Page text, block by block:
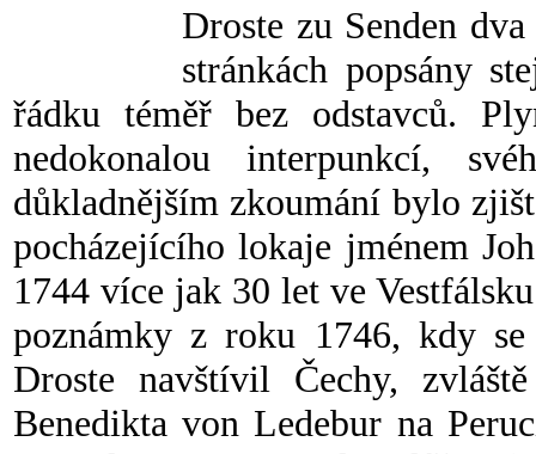
Droste zu Senden
stránkách popsány
řádku téměř bez odstavců.
nedokonalou interpunkcí,
důkladnějším zkoumání bylo
pocházejícího lokaje jménem
1744 více jak 30 let ve
poznámky z roku 1746, kdy
Droste navštívil Čechy,
Benedikta von Ledebur na